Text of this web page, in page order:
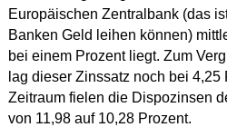
Europäischen Zentralbank (das
Banken Geld leihen können)
bei einem Prozent liegt. Zum
lag dieser Zinssatz noch bei 4,25
Zeitraum fielen die Dispozinsen
von 11,98 auf 10,28 Prozent.